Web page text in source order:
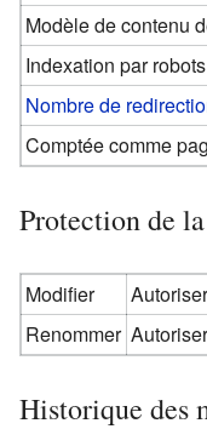
Modèle de contenu
Indexation par robots
Nombre de
Comptée comme
Protection de
Modifier
Renommer
Historique des